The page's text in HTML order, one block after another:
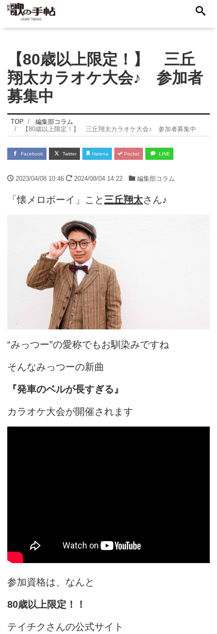
【80歳以上限定！】 三丘
翔太カラオケ大会♪ 参加者
募集中
TOP
編集部コラム
【80歳以上限定！】 三丘翔太カラオケ大会♪ 参加者募集中
Facebook Twitter Hatena Pocket LINE
2023/04/08 10:46 2024/08/04 14:22 編集部コラム
「懐メロボーイ」こと三丘翔太さん♪
“みっつー”の愛称でもお馴染みですね
そんなみっつーの新曲
『発車のベルが長すぎる』
カラオケ大会が開催されます
参加資格は、なんと
80歳以上限定！！
テイチクさんの公式サイト